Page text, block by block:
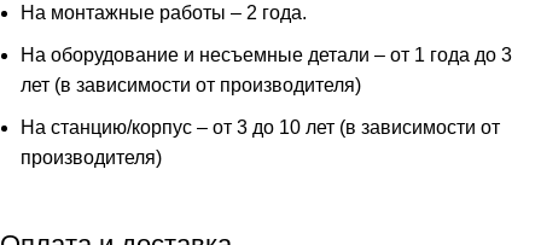
На монтажные работы – 2 года.
На оборудование и несъемные детали – от 1 года до 3
лет (в зависимости от производителя)
На станцию/корпус – от 3 до 10 лет (в зависимости от
производителя)